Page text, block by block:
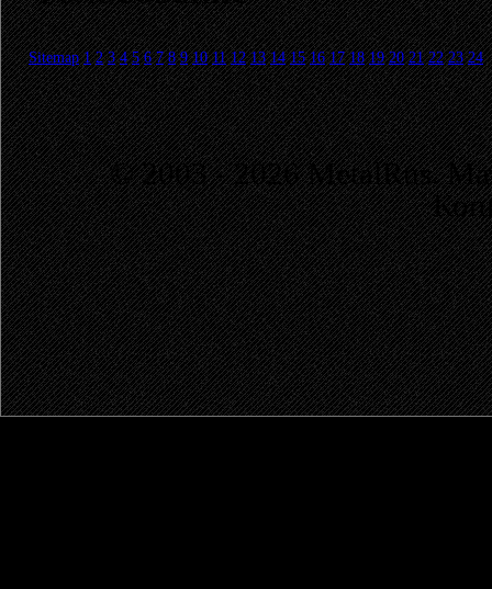
Sitemap 1 2 3 4 5 6 7 8 9 10 11 12 13 14 15 16 17 18 19 20 21 22 23 24
© 2003 - 2026 MetalRus.